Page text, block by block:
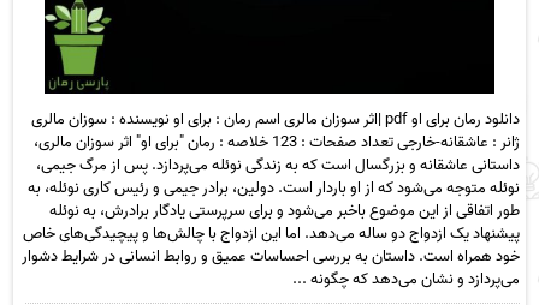
دانلود رمان برای او pdf |اثر سوزان مالری اسم رمان : برای او نویسنده : سوزان مالری
ژانر : عاشقانه-خارجی تعداد صفحات : 123 خلاصه : رمان "برای او" اثر سوزان مالری،
داستانی عاشقانه و بزرگسال است که به زندگی نوئله می‌پردازد. پس از مرگ جیمی،
نوئله متوجه می‌شود که از او باردار است. دولین، برادر جیمی و رئیس کاری نوئله، به
طور اتفاقی از این موضوع باخبر می‌شود و برای سرپرستی یادگار برادرش، به نوئله
پیشنهاد یک ازدواج دو ساله می‌دهد. اما این ازدواج با چالش‌ها و پیچیدگی‌های خاص
خود همراه است. داستان به بررسی احساسات عمیق و روابط انسانی در شرایط دشوار
می‌پردازد و نشان می‌دهد که چگونه ...